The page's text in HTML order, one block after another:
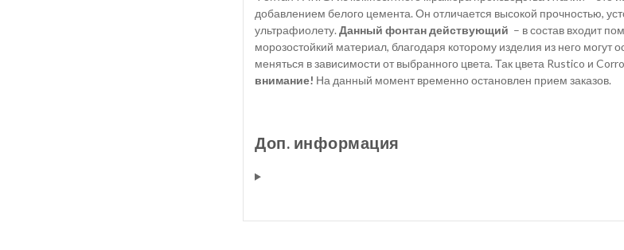
добавлением белого цемента. Он отличается высокой прочностью,
ультрафиолету. Данный фонтан действующий – в состав входит
морозостойкий материал, благодаря которому изделия из него
меняться в зависимости от выбранного цвета. Так цвета Rustico и
внимание! На данный момент временно остановлен прием заказов.
Доп. информация